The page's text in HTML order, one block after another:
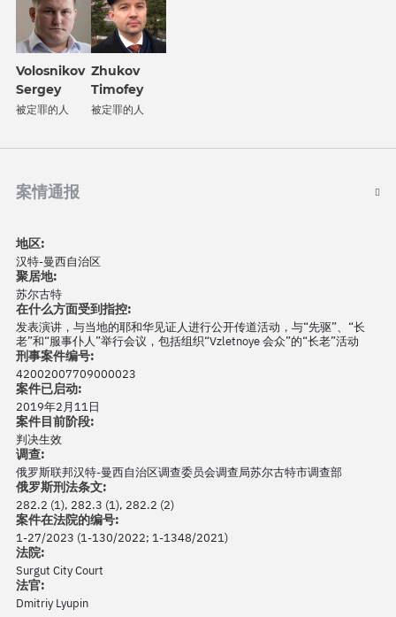
Volosnikov
Sergey
被定罪的人
Zhukov
Timofey
被定罪的人
案情通报
地区:
汉特-曼西自治区
聚居地:
苏尔古特
在什么方面受到指控:
发表演讲，与当地的耶和华见证人进行公开传道活动，与“先驱”、“长
老”和“服事仆人”举行会议，包括组织“Vzletnoye 会众”的“长老”活动
刑事案件编号:
42002007709000023
案件已启动:
2019年2月11日
案件目前阶段:
判决生效
调查:
俄罗斯联邦汉特-曼西自治区调查委员会调查局苏尔古特市调查部
俄罗斯刑法条文:
282.2 (1), 282.3 (1), 282.2 (2)
案件在法院的编号:
1-27/2023 (1-130/2022; 1-1348/2021)
法院:
Surgut City Court
法官:
Dmitriy Lyupin